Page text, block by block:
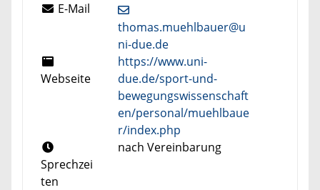
E-Mail
thomas.muehlbauer@u
ni-due.de
Webseite
https://www.uni-
due.de/sport-und-
bewegungswissenschaft
en/personal/muehlbaue
r/index.php
Sprechzei
ten
nach Vereinbarung